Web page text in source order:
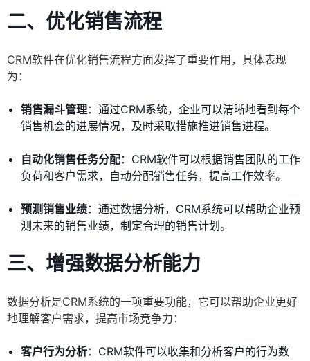
二、优化销售流程
CRM软件在优化销售流程方面发挥了重要作用，具体表现
为：
销售漏斗管理：通过CRM系统，企业可以清晰地看到每个
销售机会的进展情况，及时采取措施推进销售进程。
自动化销售任务分配：CRM软件可以根据销售团队的工作
负荷和客户需求，自动分配销售任务，提高工作效率。
预测销售业绩：通过数据分析，CRM系统可以帮助企业预
测未来的销售业绩，制定合理的销售计划。
三、增强数据分析能力
数据分析是CRM系统的一项重要功能，它可以帮助企业更好
地理解客户需求，提高市场竞争力：
客户行为分析：CRM软件可以收集和分析客户的行为数